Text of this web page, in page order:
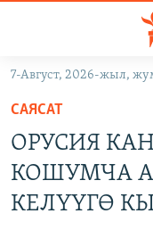
Навигацияга
өтүңүз
Издөөгө
салыңыз
САЯСАТ
ДҮЙНӨ
УКРАИНА
7-Август, 2026-жыл,
САЯСАТ
ОРУСИЯ
КОШУМЧА
КЕЛҮҮГӨ